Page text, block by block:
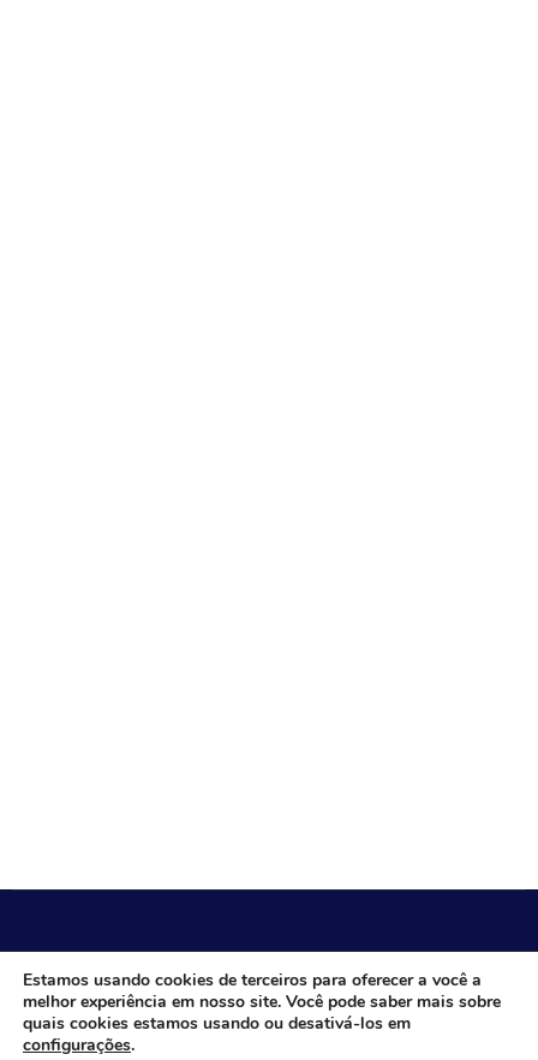
CÂMARA MUNICIPAL DE ITACARAMBI - MG
Endereço: Av. Juca Nascimento, n.º 240, Nossa Senhora
Estamos usando cookies de terceiros para oferecer a você a
melhor experiência em nosso site. Você pode saber mais sobre
quais cookies estamos usando ou desativá-los em
configurações.